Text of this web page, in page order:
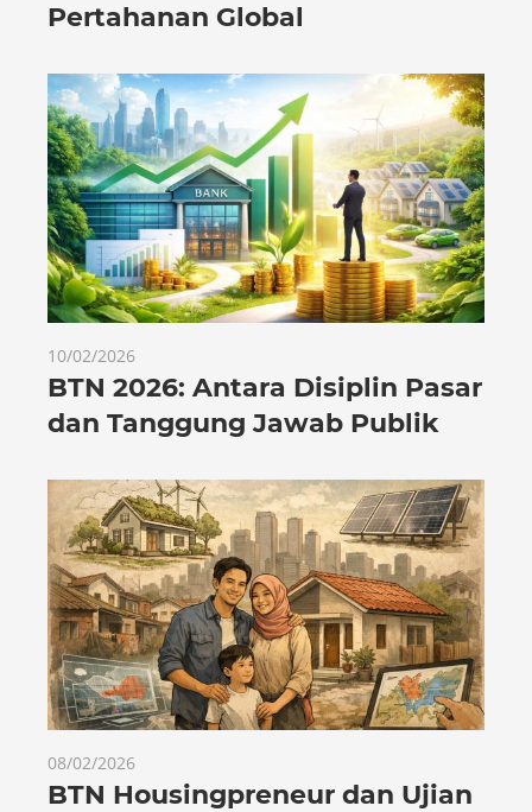
Pertahanan Global
10/02/2026
BTN 2026: Antara Disiplin Pasar
dan Tanggung Jawab Publik
08/02/2026
BTN Housingpreneur dan Ujian